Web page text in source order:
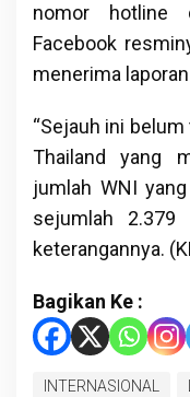
nomor hotline
Facebook
menerima
“Sejauh ini
Thailand yang
jumlah WNI
sejumlah 2.379
keterangannya.
Bagikan Ke :
INTERNASIONAL